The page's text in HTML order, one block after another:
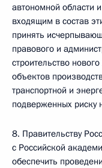
автономной области
входящим в состав
принять
правового и
строительство
объектов
транспортной и
подверженных риску
8. Правительству
с Российской
обеспечить